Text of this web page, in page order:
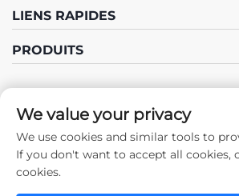
LIENS RAPIDES
PRODUITS
Suivez-nous
We value your privacy
We use cookies and similar tools to
If you don't want to accept all cookies,
cookies.